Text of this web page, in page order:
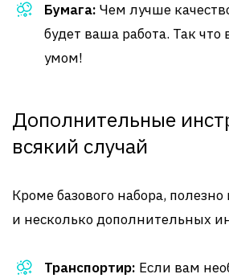
Бумага: Чем лучше
будет ваша работа. Так что
умом!
Дополнительные
всякий случай
Кроме базового набора,
и несколько дополнительных
Транспортир: Если вам